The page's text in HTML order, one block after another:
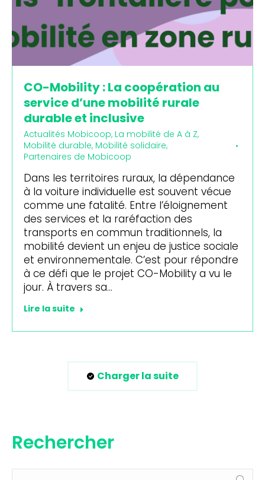
CO-Mobility : La coopération au
service d’une mobilité rurale
durable et inclusive
Actualités Mobicoop, La mobilité de A à Z,
Mobilité durable, Mobilité solidaire,
Partenaires de Mobicoop
Dans les territoires ruraux, la dépendance
à la voiture individuelle est souvent vécue
comme une fatalité. Entre l’éloignement
des services et la raréfaction des
transports en commun traditionnels, la
mobilité devient un enjeu de justice sociale
et environnementale. C’est pour répondre
à ce défi que le projet CO-Mobility a vu le
jour. À travers sa…
Lire la suite
Charger la suite
Rechercher